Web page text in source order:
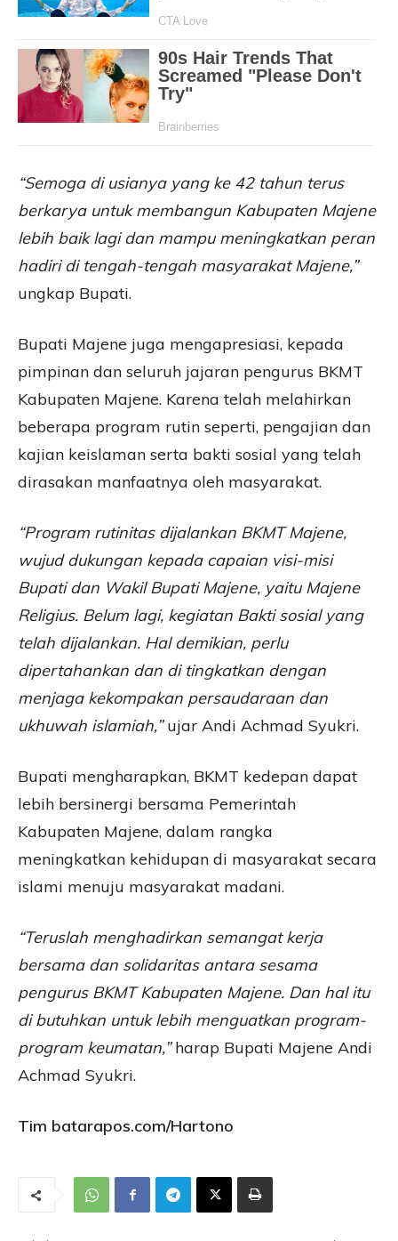
“Semoga di usianya yang ke 42 tahun terus
berkarya untuk membangun Kabupaten Majene
lebih baik lagi dan mampu meningkatkan peran
hadiri di tengah-tengah masyarakat Majene,”
ungkap Bupati.
Bupati Majene juga mengapresiasi, kepada
pimpinan dan seluruh jajaran pengurus BKMT
Kabupaten Majene. Karena telah melahirkan
beberapa program rutin seperti, pengajian dan
kajian keislaman serta bakti sosial yang telah
dirasakan manfaatnya oleh masyarakat.
“Program rutinitas dijalankan BKMT Majene,
wujud dukungan kepada capaian visi-misi
Bupati dan Wakil Bupati Majene, yaitu Majene
Religius. Belum lagi, kegiatan Bakti sosial yang
telah dijalankan. Hal demikian, perlu
dipertahankan dan di tingkatkan dengan
menjaga kekompakan persaudaraan dan
ukhuwah islamiah,”ujar Andi Achmad Syukri.
Bupati mengharapkan, BKMT kedepan dapat
lebih bersinergi bersama Pemerintah
Kabupaten Majene, dalam rangka
meningkatkan kehidupan di masyarakat secara
islami menuju masyarakat madani.
“Teruslah menghadirkan semangat kerja
bersama dan solidaritas antara sesama
pengurus BKMT Kabupaten Majene. Dan hal itu
di butuhkan untuk lebih menguatkan program-
program keumatan,”harap Bupati Majene Andi
Achmad Syukri.
Tim batarapos.com/Hartono